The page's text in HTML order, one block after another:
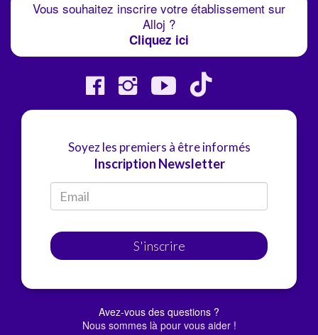
Vous souhaitez inscrire votre établissement sur
Alloj ?
Cliquez ici
Soyez les premiers à être informés
Inscription Newsletter
S'inscrire
Avez-vous des questions ?
Nous sommes là pour vous aider !